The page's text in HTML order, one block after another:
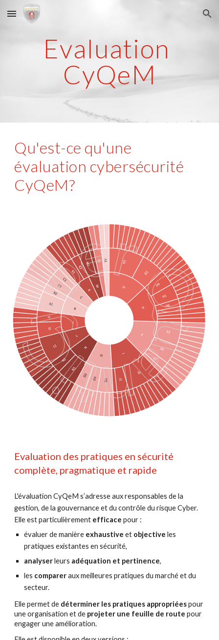
Skip to main content Skip to navigation
Evaluation
CyQeM
Qu'est-ce qu'une
évaluation cybersécurité
CyQeM?
Evaluation des pratiques en sécurité
complète, pragmatique et rapide
L'évaluation CyQeM s’adresse aux responsables de la
gestion, de la gouvernance et du contrôle du risque Cyber.
Elle est particulièrement efficace pour :
évaluer de manière exhaustive et objective les
pratiques existantes en sécurité,
analyser leurs adéquation et pertinence,
les comparer aux meilleures pratiques du marché et du
secteur.
Elle permet de déterminer les pratiques appropriées pour
une organisation et de projeter une feuille de route pour
engager une amélioration.